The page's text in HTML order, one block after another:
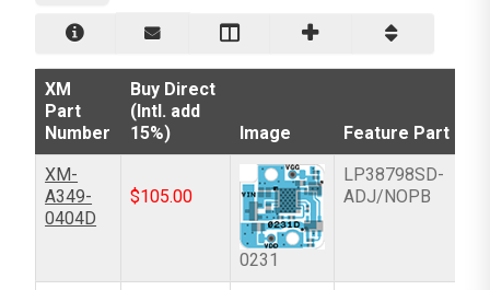
XM
Part
Number
Buy Direct
(Intl. add
15%)
Image
Feature Part
XM-
A349-
0404D
$105.00
0231
LP38798SD-
ADJ/NOPB